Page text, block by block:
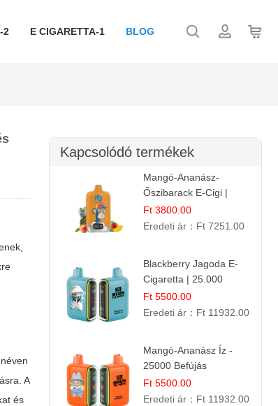
2 E CIGARETTA-1 BLOG
néven
A
és
Kapcsolódó termékek
Mangó-Ananász-
Őszibarack E-Cigi |
12.000 Befújás |
Tropikus Gyümölcs Íz
Ft 3800.00
Eredeti ár： Ft 7251.00
Blackberry Jagoda E-
Cigaretta | 25.000
Szívás | Ízesített E-
Liquid
Ft 5500.00
Eredeti ár： Ft 11932.00
Mangó-Ananász Íz -
25000 Befújás
Eldobható E-ciga |
Trópusi Gyümölcs
Ft 5500.00
Eredeti ár： Ft 11932.00